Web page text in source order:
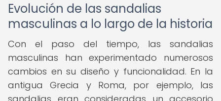
Evolución de las sandalias
masculinas a lo largo de la historia
Con el paso del tiempo, las sandalias
masculinas han experimentado numerosos
cambios en su diseño y funcionalidad. En la
antigua Grecia y Roma, por ejemplo, las